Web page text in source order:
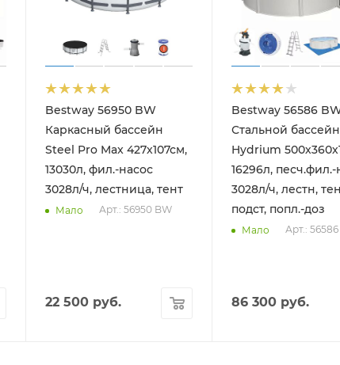
Bestway 56950 BW
Каркасный бассейн
Steel Pro Max 427х107см,
13030л, фил.-насос
3028л/ч, лестница, тент
Мало Арт.: 56950 BW
22 500 руб.
Bestway 56586
Стальной бассейн
Hydrium
16296л, песч.фил.-
3028л/ч, лестн,
подст, попл.-доз
Мало Арт.:
86 300 руб.